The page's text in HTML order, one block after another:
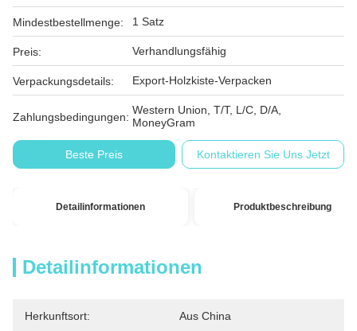
Mindestbestellmenge: 1 Satz
Preis: Verhandlungsfähig
Verpackungsdetails: Export-Holzkiste-Verpacken
Zahlungsbedingungen:
Western Union, T/T, L/C, D/A,
MoneyGram
Beste Preis Kontaktieren Sie Uns Jetzt
Detailinformationen Produktbeschreibung
Detailinformationen
Herkunftsort: Aus China